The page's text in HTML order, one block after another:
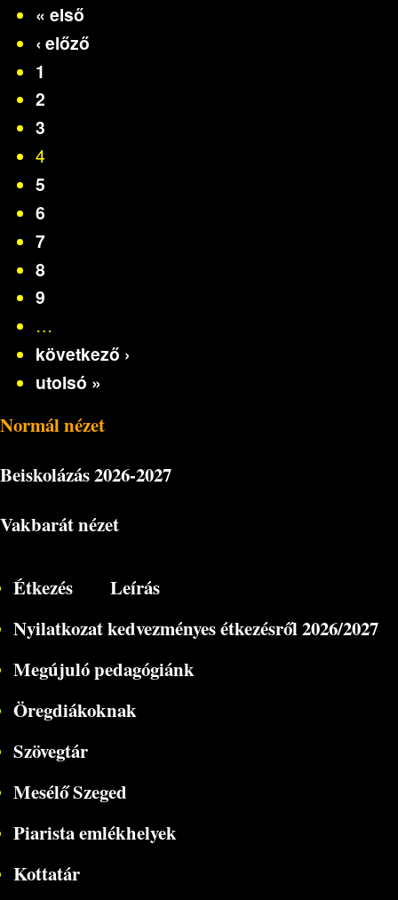
« első
‹ előző
1
2
3
4
5
6
7
8
9
…
következő ›
utolsó »
Normál nézet
Beiskolázás2026-2027
Vakbarát nézet
Étkezés
Leírás
Nyilatkozat kedvezményes étkezésről 2026/2027
Megújuló pedagógiánk
Öregdiákoknak
Szövegtár
Mesélő Szeged
Piarista emlékhelyek
Kottatár